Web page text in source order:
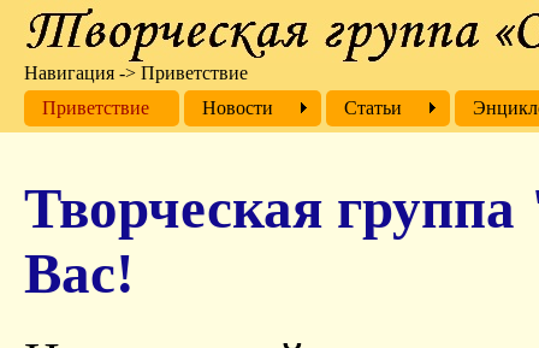
Творческая
Вас!
Навигация -> Приветствие
Приветствие
Новости Cтатьи